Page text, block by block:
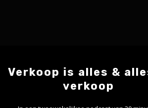
Verkoop is alles &
verkoop